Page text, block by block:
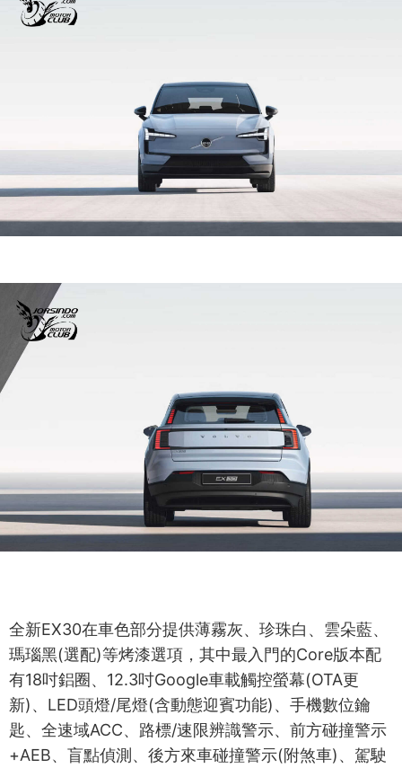
全新EX30在車色部分提供薄霧灰、珍珠白、雲朵藍、
瑪瑙黑(選配)等烤漆選項，其中最入門的Core版本配
有18吋鋁圈、12.3吋Google車載觸控螢幕(OTA更
新)、LED頭燈/尾燈(含動態迎賓功能)、手機數位鑰
匙、全速域ACC、路標/速限辨識警示、前方碰撞警示
+AEB、盲點偵測、後方來車碰撞警示(附煞車)、駕駛